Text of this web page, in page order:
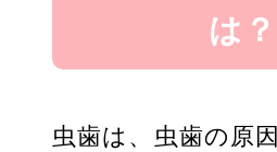
は？
虫歯は、虫歯の原